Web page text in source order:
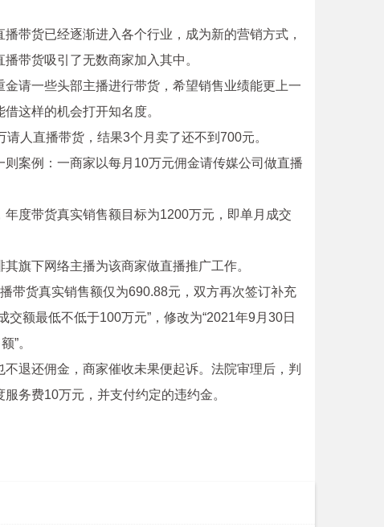
带货已经逐渐进入各个行业，成为新的营销方式，
带货吸引了无数商家加入其中。
金请一些头部主播进行带货，希望销售业绩能更上一
这样的机会打开知名度。
人直播带货，结果3个月卖了还不到700元。
案例：一商家以每月10万元佣金请传媒公司做直播
度带货真实销售额目标为1200万元，即单月成交
旗下网络主播为该商家做直播推广工作。
带货真实销售额仅为690.88元，双方再次签订补充
交额最低不低于100万元”，修改为“2021年9月30日
”。
退还佣金，商家催收未果便起诉。法院审理后，判
务费10万元，并支付约定的违约金。